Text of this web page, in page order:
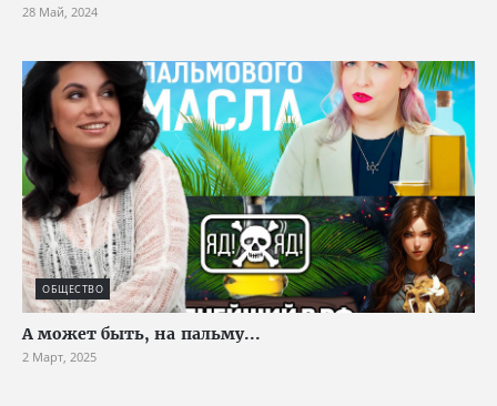
28 Май, 2024
ОБЩЕСТВО
А может быть, на пальму...
2 Март, 2025